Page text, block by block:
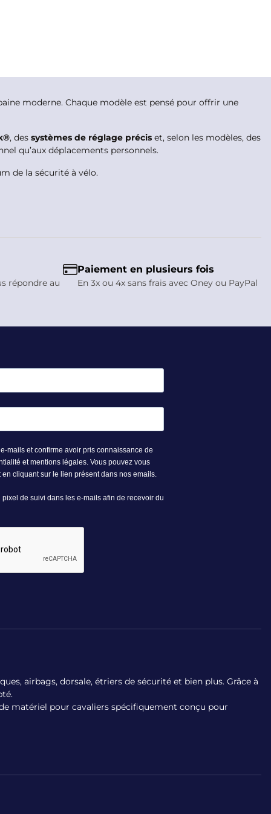
moderne. Chaque modèle est pensé pour offrir une
, des systèmes de réglage précis et, selon les modèles, des
qu’aux déplacements personnels.
de la sécurité à vélo.
répondre au
Paiement en plusieurs fois
En 3x ou 4x sans frais avec Oney ou PayPal
airbags, dorsale, étriers de sécurité et bien plus. Grâce à
matériel pour cavaliers spécifiquement conçu pour